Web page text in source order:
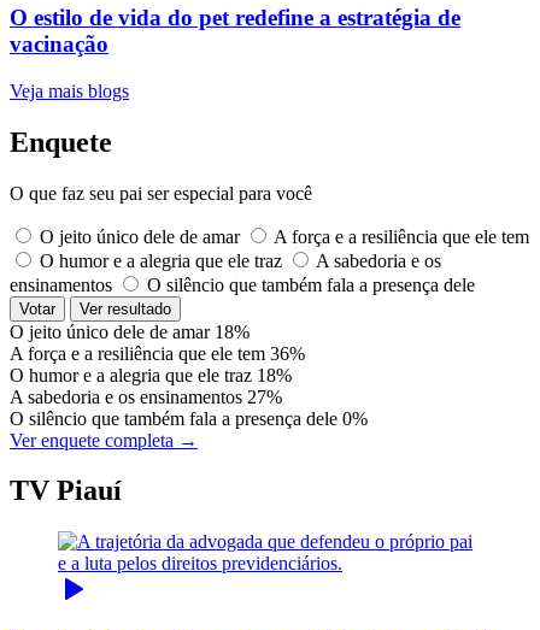
O estilo de vida do pet redefine a estratégia de
vacinação
Veja mais blogs
Enquete
O que faz seu pai ser especial para você
O jeito único dele de amar
A força e a resiliência que ele tem
O humor e a alegria que ele traz
A sabedoria e os
ensinamentos
O silêncio que também fala a presença dele
Votar Ver resultado
O jeito único dele de amar 18%
A força e a resiliência que ele tem 36%
O humor e a alegria que ele traz 18%
A sabedoria e os ensinamentos 27%
O silêncio que também fala a presença dele 0%
Ver enquete completa →
TV Piauí